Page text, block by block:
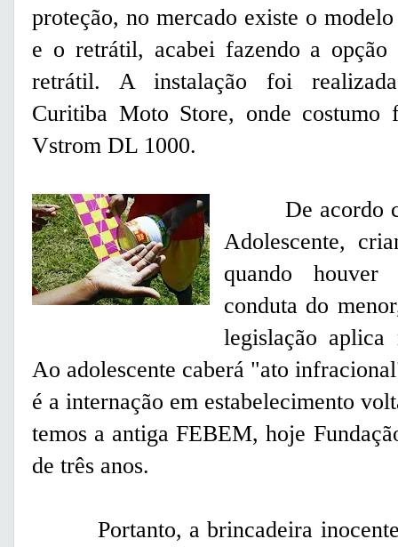
proteção, no mercado existe o
e o retrátil, acabei fazendo a opção
retrátil. A instalação foi
Curitiba Moto Store, onde costumo
Vstrom DL 1000.
De acordo
Adolescente,
quando
conduta do
legislação aplica
Ao adolescente caberá "ato
é a internação em estabelecimento
temos a antiga FEBEM, hoje
de três anos.
Portanto, a brincadeira inocente